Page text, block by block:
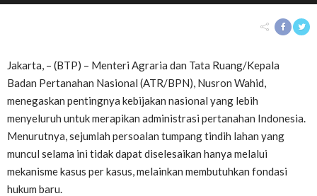
Jakarta, – (BTP) – Menteri Agraria dan Tata Ruang/Kepala
Badan Pertanahan Nasional (ATR/BPN), Nusron Wahid,
menegaskan pentingnya kebijakan nasional yang lebih
menyeluruh untuk merapikan administrasi pertanahan Indonesia.
Menurutnya, sejumlah persoalan tumpang tindih lahan yang
muncul selama ini tidak dapat diselesaikan hanya melalui
mekanisme kasus per kasus, melainkan membutuhkan fondasi
hukum baru.